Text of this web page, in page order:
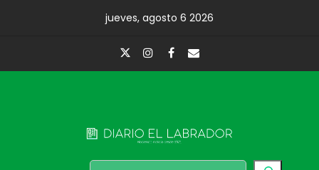
jueves, agosto 6 2026
Buscar